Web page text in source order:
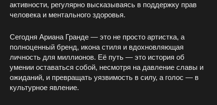
активности, регулярно высказываясь в поддержку прав
человека и ментального здоровья.
Сегодня Ариана Гранде — это не просто артистка, а
полноценный бренд, икона стиля и вдохновляющая
личность для миллионов. Её путь — это история об
умении оставаться собой, несмотря на давление славы и
ожиданий, и превращать уязвимость в силу, а голос — в
культурное явление.